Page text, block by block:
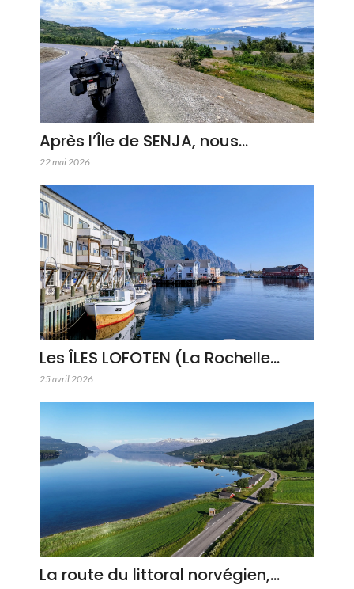
Après l’Île de SENJA, nous…
22 mai 2026
Les ÎLES LOFOTEN (La Rochelle…
25 avril 2026
La route du littoral norvégien,…